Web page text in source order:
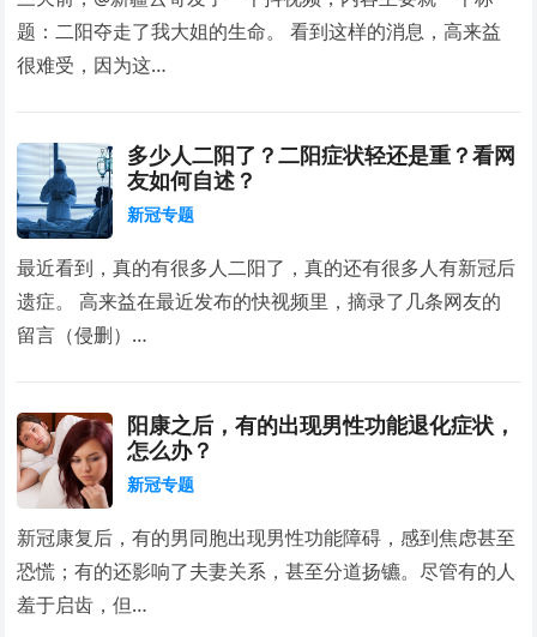
题：二阳夺走了我大姐的生命。 看到这样的消息，高来益
很难受，因为这…
多少人二阳了？二阳症状轻还是重？看网
友如何自述？
新冠专题
最近看到，真的有很多人二阳了，真的还有很多人有新冠后
遗症。 高来益在最近发布的快视频里，摘录了几条网友的
留言（侵删）…
阳康之后，有的出现男性功能退化症状，
怎么办？
新冠专题
新冠康复后，有的男同胞出现男性功能障碍，感到焦虑甚至
恐慌；有的还影响了夫妻关系，甚至分道扬镳。尽管有的人
羞于启齿，但…